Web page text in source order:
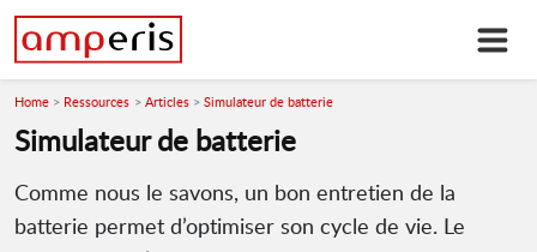
Home Ressources Articles Simulateur de batterie
Simulateur de batterie
Comme nous le savons, un bon entretien de la
batterie permet d’optimiser son cycle de vie. Le